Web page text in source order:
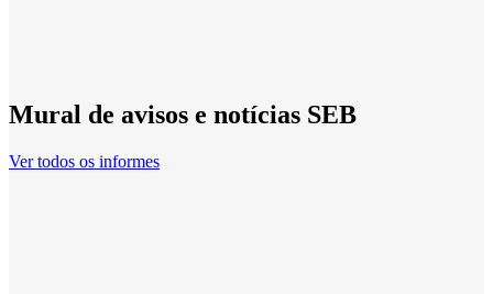
Mural de avisos e notícias SEB
Ver todos os informes